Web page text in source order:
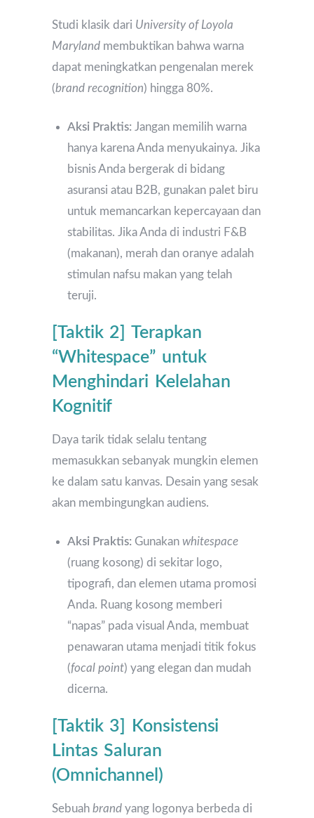
Studi klasik dari University of Loyola
Maryland membuktikan bahwa warna
dapat meningkatkan pengenalan merek
(brand recognition) hingga 80%.
Aksi Praktis: Jangan memilih warna
hanya karena Anda menyukainya. Jika
bisnis Anda bergerak di bidang
asuransi atau B2B, gunakan palet biru
untuk memancarkan kepercayaan dan
stabilitas. Jika Anda di industri F&B
(makanan), merah dan oranye adalah
stimulan nafsu makan yang telah
teruji.
[Taktik 2] Terapkan
“Whitespace” untuk
Menghindari Kelelahan
Kognitif
Daya tarik tidak selalu tentang
memasukkan sebanyak mungkin elemen
ke dalam satu kanvas. Desain yang sesak
akan membingungkan audiens.
Aksi Praktis: Gunakanwhitespace
(ruang kosong) di sekitar logo,
tipografi, dan elemen utama promosi
Anda. Ruang kosong memberi
“napas” pada visual Anda, membuat
penawaran utama menjadi titik fokus
(focal point) yang elegan dan mudah
dicerna.
[Taktik 3] Konsistensi
Lintas Saluran
(Omnichannel)
Sebuah brand yang logonya berbeda di